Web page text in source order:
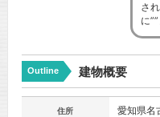
さ
に
Outline 建物概要
住所 愛知県名